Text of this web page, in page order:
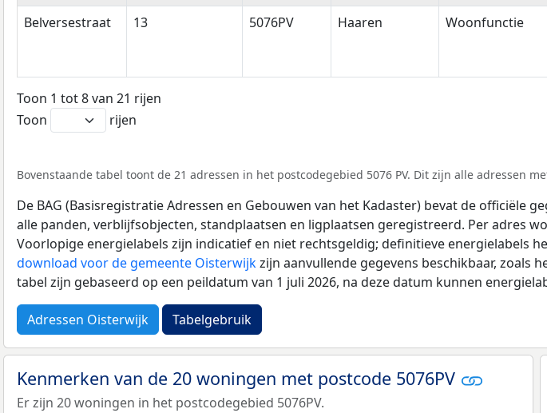
Belversestraat 13 5076PV Haaren Woonfunctie
Toon 1 tot 8 van 21 rijen
Toon
rijen
Bovenstaande tabel toont de 21 adressen in het postcodegebied 5076 PV. Dit zijn alle adressen
De BAG (Basisregistratie Adressen en Gebouwen van het Kadaster) bevat de officiële
alle panden, verblijfsobjecten, standplaatsen en ligplaatsen geregistreerd. Per adres
Voorlopige energielabels zijn indicatief en niet rechtsgeldig; definitieve energielabels
download voor de gemeente Oisterwijkzijn aanvullende gegevens beschikbaar, zoals
tabel zijn gebaseerd op een peildatum van 1 juli 2026, na deze datum kunnen
Adressen Oisterwijk Tabelgebruik
Kenmerken van de 20 woningen met postcode 5076PV
Er zijn 20 woningen in het postcodegebied 5076PV.